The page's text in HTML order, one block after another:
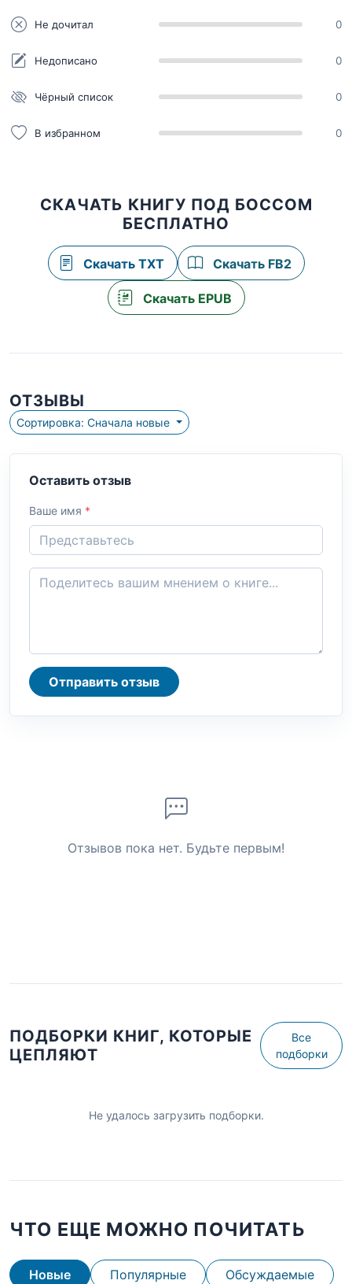
Не дочитал 0
Недописано 0
Чёрный список 0
В избранном 0
СКАЧАТЬ КНИГУ ПОД БОССОМ
БЕСПЛАТНО
Скачать TXT Скачать FB2
Скачать EPUB
ОТЗЫВЫ
Сортировка: Сначала новые
Оставить отзыв
Ваше имя *
Отправить отзыв
Отзывов пока нет. Будьте первым!
ПОДБОРКИ КНИГ, КОТОРЫЕ
ЦЕПЛЯЮТ
Все
подборки
Не удалось загрузить подборки.
ЧТО ЕЩЕ МОЖНО ПОЧИТАТЬ
Новые Популярные Обсуждаемые